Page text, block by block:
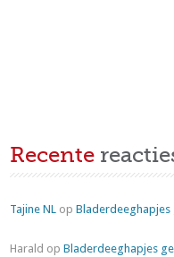
Recente
Tajine NL opBladerdeeghapjes
Harald opBladerdeeghapjes